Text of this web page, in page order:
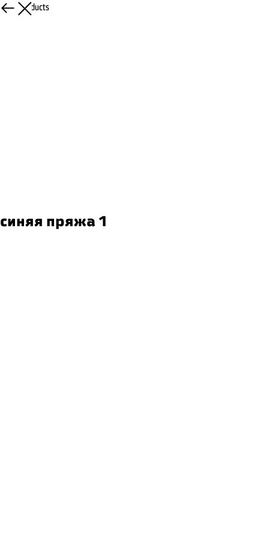
More products
синяя пряжа 1